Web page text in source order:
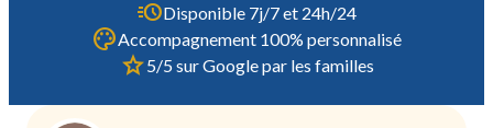
Disponible 7j/7 et 24h/24
Accompagnement 100% personnalisé
5/5 sur Google par les familles